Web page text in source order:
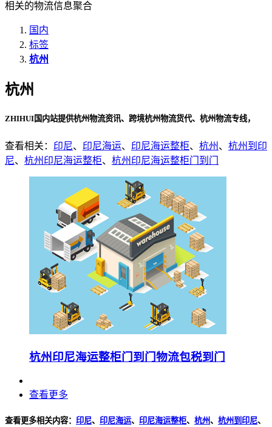
相关的物流信息聚合
国内
标签
杭州
杭州
ZHIHUI国内站提供杭州物流资讯、跨境杭州物流货代、杭州物流专线，
查看相关： 印尼、 印尼海运、 印尼海运整柜、 杭州 、 杭州到印
尼、 杭州印尼海运整柜、 杭州印尼海运整柜门到门
杭州印尼海运整柜门到门物流包税到门
查看更多
查看更多相关内容： 印尼、 印尼海运、 印尼海运整柜、 杭州、 杭州到印尼、